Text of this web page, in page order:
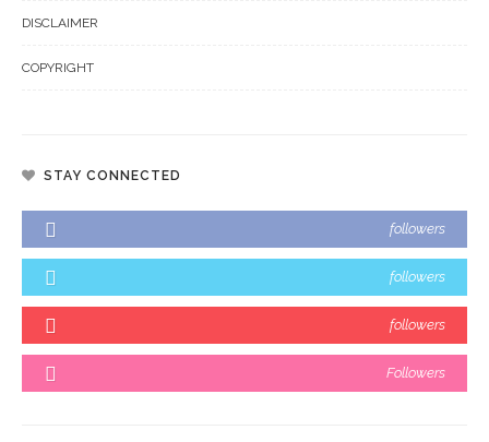
DISCLAIMER
COPYRIGHT
STAY CONNECTED
followers
followers
followers
Followers